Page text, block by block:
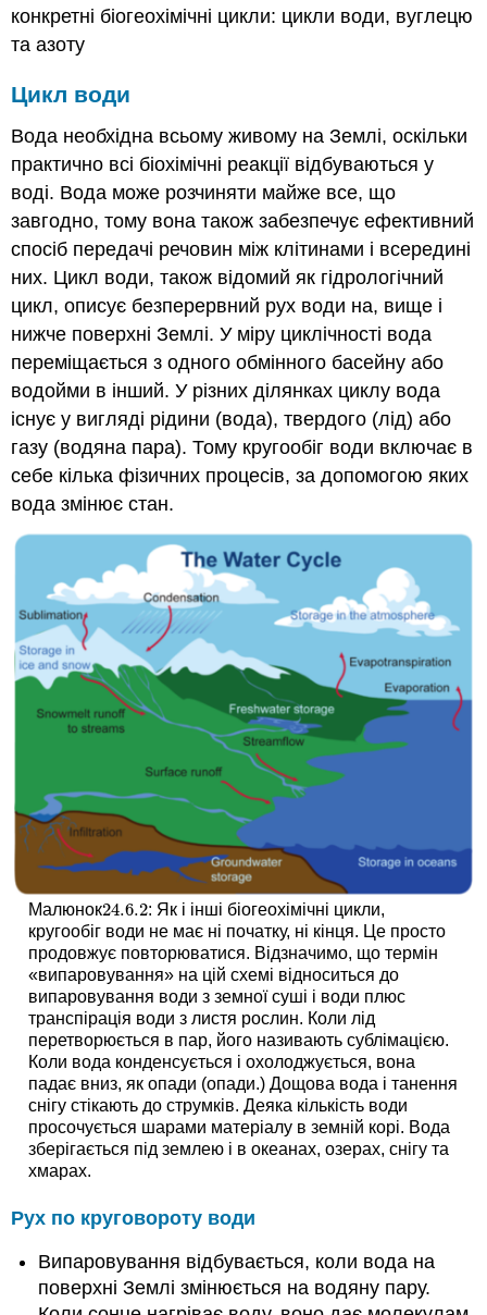
конкретні біогеохімічні цикли: цикли води, вуглецю
та азоту
Цикл води
Вода необхідна всьому живому на Землі, оскільки
практично всі біохімічні реакції відбуваються у
воді. Вода може розчиняти майже все, що
завгодно, тому вона також забезпечує ефективний
спосіб передачі речовин між клітинами і всередині
них. Цикл води, також відомий як гідрологічний
цикл, описує безперервний рух води на, вище і
нижче поверхні Землі. У міру циклічності вода
переміщається з одного обмінного басейну або
водойми в інший. У різних ділянках циклу вода
існує у вигляді рідини (вода), твердого (лід) або
газу (водяна пара). Тому кругообіг води включає в
себе кілька фізичних процесів, за допомогою яких
вода змінює стан.
Малюнок24.6.2
24.6.2: Як і інші біогеохімічні цикли,
кругообіг води не має ні початку, ні кінця. Це просто
продовжує повторюватися. Відзначимо, що термін
«випаровування» на цій схемі відноситься до
випаровування води з земної суші і води плюс
транспірація води з листя рослин. Коли лід
перетворюється в пар, його називають сублімацією.
Коли вода конденсується і охолоджується, вона
падає вниз, як опади (опади.) Дощова вода і танення
снігу стікають до струмків. Деяка кількість води
просочується шарами матеріалу в земній корі. Вода
зберігається під землею і в океанах, озерах, снігу та
хмарах.
Рух по круговороту води
Випаровування відбувається, коли вода на
поверхні Землі змінюється на водяну пару.